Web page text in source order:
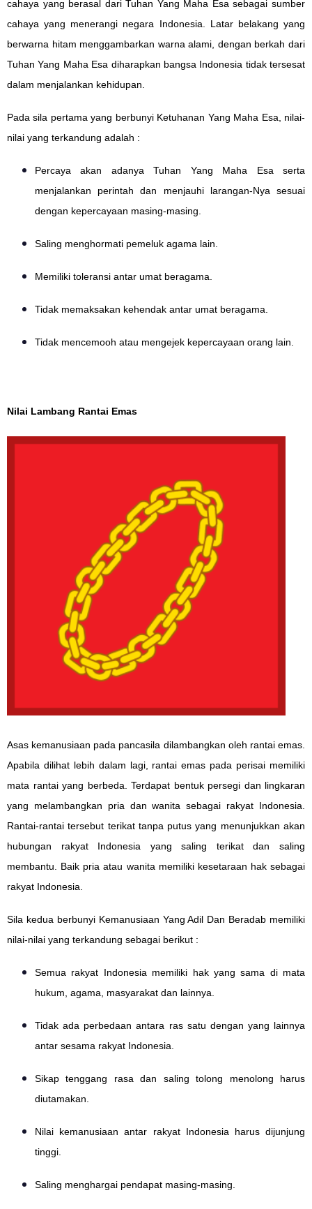
cahaya yang berasal dari Tuhan Yang Maha Esa sebagai sumber
cahaya yang menerangi negara Indonesia. Latar belakang yang
berwarna hitam menggambarkan warna alami, dengan berkah dari
Tuhan Yang Maha Esa diharapkan bangsa Indonesia tidak tersesat
dalam menjalankan kehidupan.
Pada sila pertama yang berbunyi Ketuhanan Yang Maha Esa, nilai-
nilai yang terkandung adalah :
Percaya akan adanya Tuhan Yang Maha Esa serta
menjalankan perintah dan menjauhi larangan-Nya sesuai
dengan kepercayaan masing-masing.
Saling menghormati pemeluk agama lain.
Memiliki toleransi antar umat beragama.
Tidak memaksakan kehendak antar umat beragama.
Tidak mencemooh atau mengejek kepercayaan orang lain.
Nilai Lambang Rantai Emas
Asas kemanusiaan pada pancasila dilambangkan oleh rantai emas.
Apabila dilihat lebih dalam lagi, rantai emas pada perisai memiliki
mata rantai yang berbeda. Terdapat bentuk persegi dan lingkaran
yang melambangkan pria dan wanita sebagai rakyat Indonesia.
Rantai-rantai tersebut terikat tanpa putus yang menunjukkan akan
hubungan rakyat Indonesia yang saling terikat dan saling
membantu. Baik pria atau wanita memiliki kesetaraan hak sebagai
rakyat Indonesia.
Sila kedua berbunyi Kemanusiaan Yang Adil Dan Beradab memiliki
nilai-nilai yang terkandung sebagai berikut :
Semua rakyat Indonesia memiliki hak yang sama di mata
hukum, agama, masyarakat dan lainnya.
Tidak ada perbedaan antara ras satu dengan yang lainnya
antar sesama rakyat Indonesia.
Sikap tenggang rasa dan saling tolong menolong harus
diutamakan.
Nilai kemanusiaan antar rakyat Indonesia harus dijunjung
tinggi.
Saling menghargai pendapat masing-masing.